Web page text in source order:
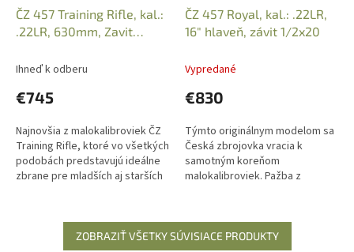
ČZ 457 Training Rifle, kal.:
.22LR, 630mm, Zavit
Ihneď k odberu
€745
Najnovšia z malokalibroviek ČZ
Training Rifle, ktoré vo všetkých
podobách predstavujú ideálne
zbrane pre mladších aj starších
ČZ 457 Royal, kal.: .22LR,
16" hlaveň, závit 1/2x20
Vypredané
€830
Týmto originálnym modelom sa
Česká zbrojovka vracia k
samotným koreňom
malokalibroviek. Pažba z
ušľachtilého materiálu.
ZOBRAZIŤ VŠETKY SÚVISIACE PRODUKTY